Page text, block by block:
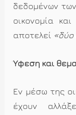
δεδομένων
οικονομία
αποτελεί
Ύφεση και
Εν μέσω της
έχουν